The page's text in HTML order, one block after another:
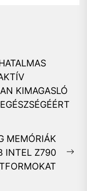
KIMAGASLÓ
MEMÓRIÁK
INTEL Z790